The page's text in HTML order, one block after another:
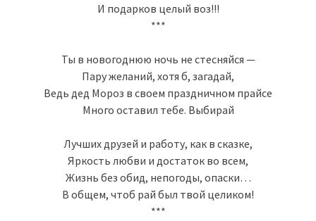
И подарков целый воз!!!
***
Ты в новогоднюю ночь не стесняйся —
Пару желаний, хотя б, загадай,
Ведь дед Мороз в своем праздничном прайсе
Много оставил тебе. Выбирай
Лучших друзей и работу, как в сказке,
Яркость любви и достаток во всем,
Жизнь без обид, непогоды, опаски…
В общем, чтоб рай был твой целиком!
***